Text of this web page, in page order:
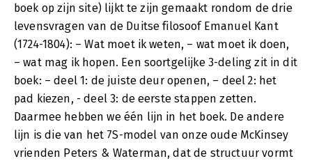
boek op zijn site) lijkt te zijn gemaakt rondom de drie
levensvragen van de Duitse filosoof Emanuel Kant
(1724-1804): – Wat moet ik weten, – wat moet ik doen,
– wat mag ik hopen. Een soortgelijke 3-deling zit in dit
boek: – deel 1: de juiste deur openen, – deel 2: het
pad kiezen, - deel 3: de eerste stappen zetten.
Daarmee hebben we één lijn in het boek. De andere
lijn is die van het 7S-model van onze oude McKinsey
vrienden Peters & Waterman, dat de structuur vormt